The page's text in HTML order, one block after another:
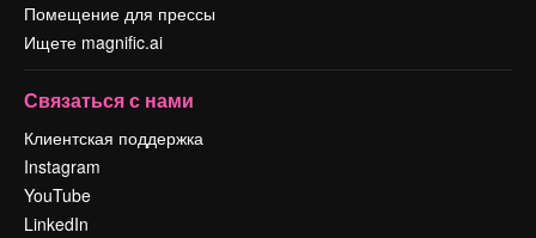
Помещение для прессы
Ищете magnific.ai
Связаться с нами
Клиентская поддержка
Instagram
YouTube
LinkedIn